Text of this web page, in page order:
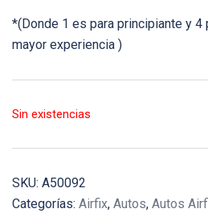
*(Donde 1 es para principiante y
mayor experiencia )
Sin existencias
SKU: A50092
Categorías: Airfix, Autos, Autos